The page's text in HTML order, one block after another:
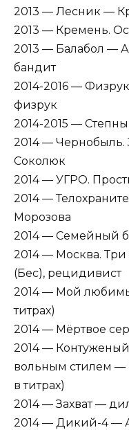
2013 — Лесник —
2013 — Кремень.
2013 — Балабол —
бандит
2014-2016 —
физрук
2014-2015 —
2014 —
Соколюк
2014 — УГРО.
2014 —
Морозова
2014 — Семейный
2014 — Москва.
(Бес), рецидивист
2014 — Мой
титрах)
2014 — Мёртвое
2014 —
вольным стилем —
в титрах)
2014 — Захват —
2014 — Дикий-4 —